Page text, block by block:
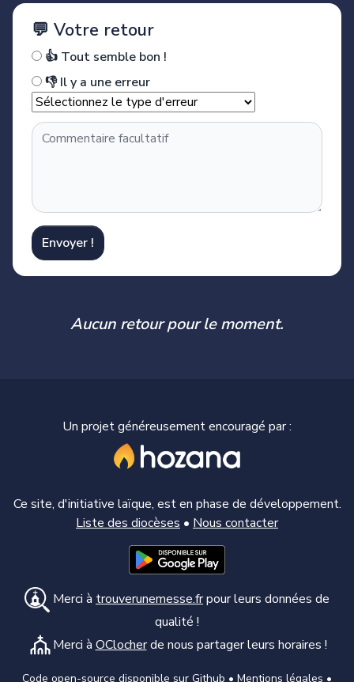
💬 Votre retour
👍 Tout semble bon !
👎 Il y a une erreur
Envoyer !
Aucun retour pour le moment.
Un projet généreusement encouragé par :
Ce site, d'initiative laïque, est en phase de développement.
Liste des diocèses • Nous contacter
Merci à trouverunemesse.frpour leurs données de
qualité !
Merci à OClocherde nous partager leurs horaires !
Code open-source disponible sur Github • Mentions légales •